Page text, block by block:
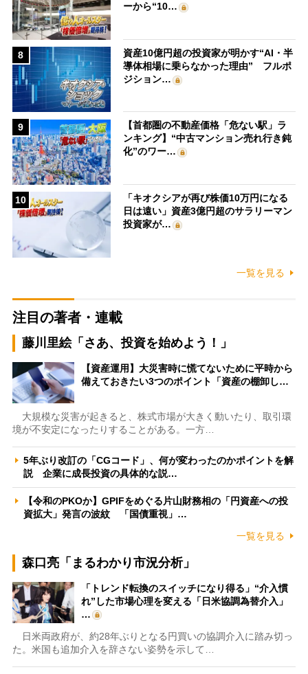
ーから“10…
8
資産10億円超の投資家が明かす“AI・半
導体相場に乗らなかった理由” フルポ
ジション…
9
【首都圏の不動産価格「危ない駅」ラ
ンキング】“中古マンション売れ行き鈍
化”のワー…
10
「キオクシアが再び株価10万円になる
日は遠い」資産3億円超のサラリーマン
投資家が…
一覧を見る
注目の著者・連載
藤川里絵「さあ、投資を始めよう！」
【資産運用】大災害時に慌てないために平時から
備えておきたい3つのポイント「資産の棚卸し…
大規模な災害が起きると、株式市場が大きく動いたり、取引環
境が不安定になったりすることがある。一方…
5年ぶり改訂の「CGコード」、何が変わったのかポイントを解
説 企業に成長投資の具体的な説…
【令和のPKOか】GPIFをめぐる片山財務相の「円資産への投
資拡大」発言の波紋 「国債重視」…
一覧を見る
森口亮「まるわかり市況分析」
「トレンド転換のスイッチになり得る」“介入慣
れ”した市場心理を変える「日米協調為替介入」
…
日米両政府が、約28年ぶりとなる円買いの協調介入に踏み切っ
た。米国も追加介入を辞さない姿勢を示して…